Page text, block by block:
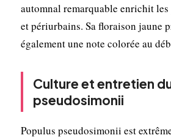
automnal remarquable enrichit les
et périurbains. Sa floraison jaune
également une note colorée au
Culture et entretien
pseudosimonii
Populus pseudosimonii est